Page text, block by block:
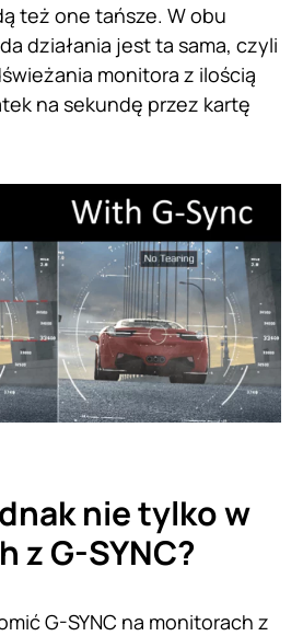
też one tańsze. W obu
działania jest ta sama, czyli
monitora z ilością
na sekundę przez kartę
nie tylko w
z G-SYNC?
G-SYNC na monitorach z